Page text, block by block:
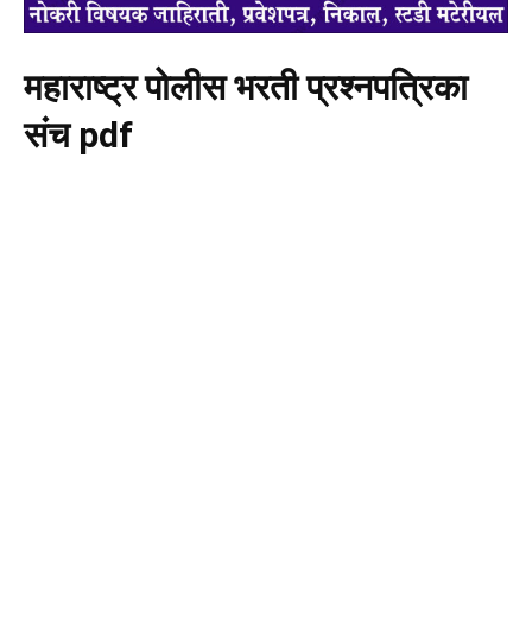
महाराष्ट्र पोलीस भरती प्रश्नपत्रिका
संच pdf